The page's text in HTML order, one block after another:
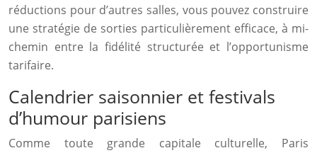
réductions pour d’autres salles, vous pouvez construire
une stratégie de sorties particulièrement efficace, à mi-
chemin entre la fidélité structurée et l’opportunisme
tarifaire.
Calendrier saisonnier et festivals
d’humour parisiens
Comme toute grande capitale culturelle, Paris